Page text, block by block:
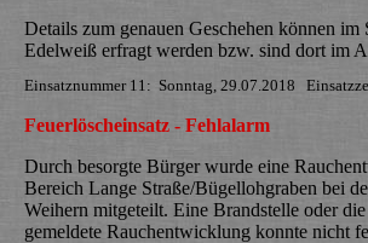
Details zum genauen Geschehen können im
Edelweiß erfragt werden bzw. sind dort im
Einsatznummer 11: Sonntag, 29.07.2018
Feuerlöscheinsatz - Fehlalarm
Durch besorgte Bürger wurde eine
Bereich Lange Straße/Bügellohgraben bei
Weihern mitgeteilt. Eine Brandstelle oder
gemeldete Rauchentwicklung konnte nicht